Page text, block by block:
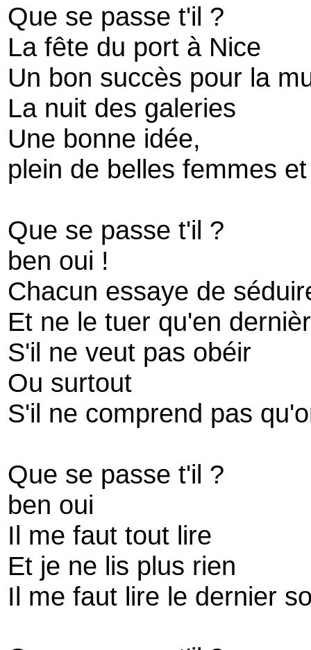
Que se passe t'il ?
La fête du port à Nice
Un bon succès pour la
La nuit des galeries
Une bonne idée,
plein de belles femmes
Que se passe t'il ?
ben oui !
Chacun essaye de
Et ne le tuer qu'en
S'il ne veut pas obéir
Ou surtout
S'il ne comprend pas
Que se passe t'il ?
ben oui
Il me faut tout lire
Et je ne lis plus rien
Il me faut lire le dernier